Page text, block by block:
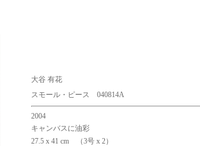
大谷 有花
スモール・ピース 040814A
2004
キャンバスに油彩
27.5 x 41 cm （3号 x 2）